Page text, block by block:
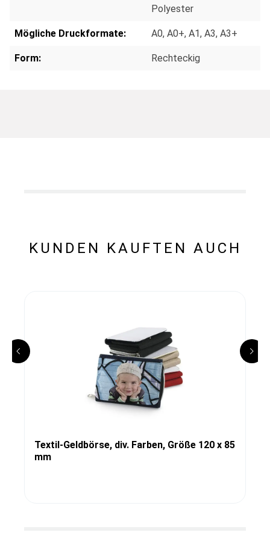
Polyester
Mögliche Druckformate: A0, A0+, A1, A3, A3+
Form: Rechteckig
KUNDEN KAUFTEN AUCH
Textil-Geldbörse, div. Farben, Größe 120 x 85
mm